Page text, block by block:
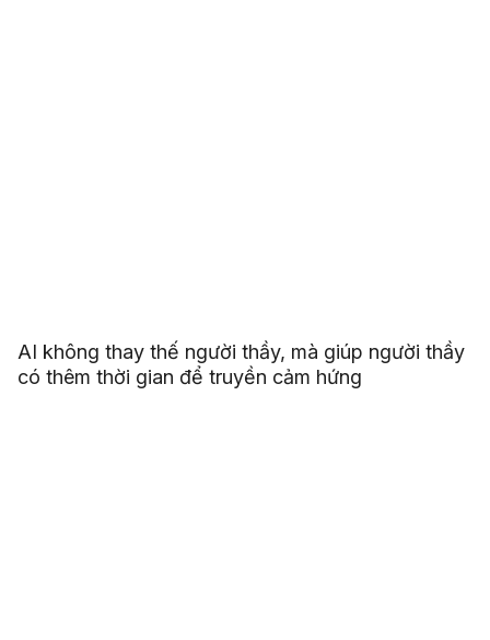
AI không thay thế người thầy, mà giúp người thầy
có thêm thời gian để truyền cảm hứng